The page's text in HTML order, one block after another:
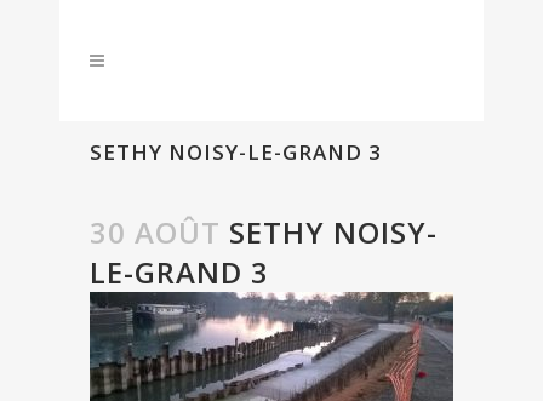
SETHY NOISY-LE-GRAND 3
30 AOÛT SETHY NOISY-
LE-GRAND 3